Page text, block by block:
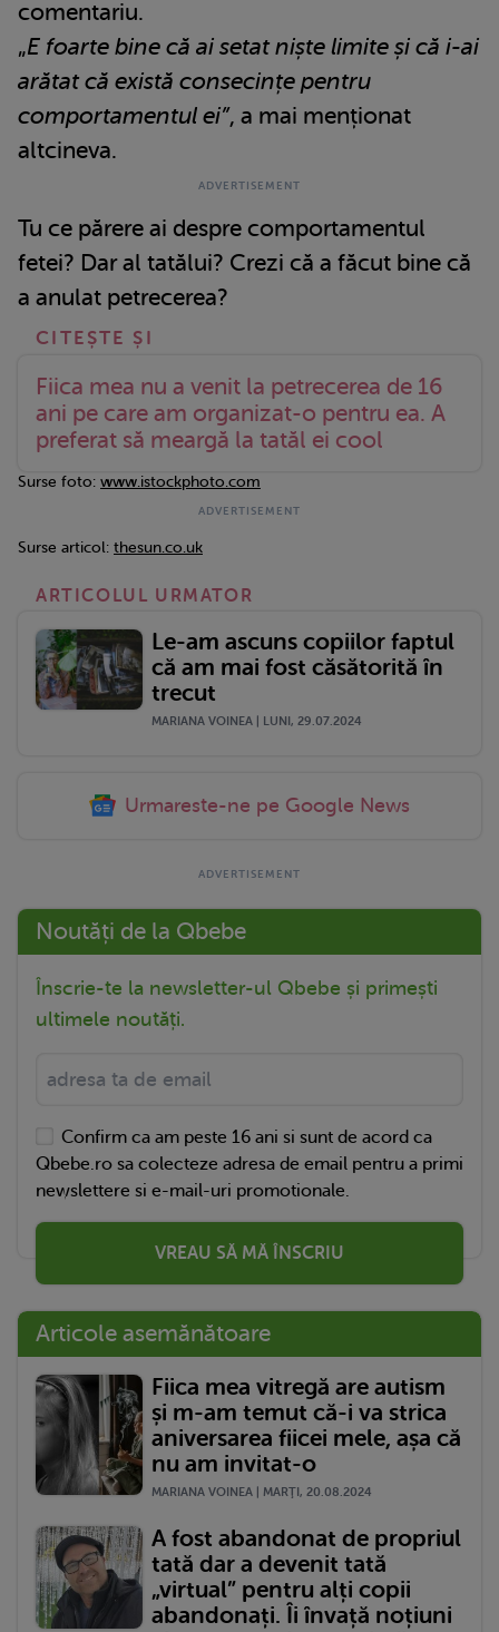
comentariu.
„E foarte bine că ai setat niște limite și că i-ai
arătat că există consecințe pentru
comportamentul ei”, a mai menționat
altcineva.
Tu ce părere ai despre comportamentul
fetei? Dar al tatălui? Crezi că a făcut bine că
a anulat petrecerea?
Fiica mea nu a venit la petrecerea de 16
ani pe care am organizat-o pentru ea. A
preferat să meargă la tatăl ei cool
Surse foto: www.istockphoto.com
Surse articol: thesun.co.uk
ARTICOLUL URMATOR
Le-am ascuns copiilor faptul
că am mai fost căsătorită în
trecut
MARIANA VOINEA | LUNI, 29.07.2024
Urmareste-ne pe Google News
Noutăți de la Qbebe
Înscrie-te la newsletter-ul Qbebe și primești
ultimele noutăți.
Confirm ca am peste 16 ani si sunt de acord ca
Qbebe.ro sa colecteze adresa de email pentru a primi
newslettere si e-mail-uri promotionale.
VREAU SĂ MĂ ÎNSCRIU
Articole asemănătoare
Fiica mea vitregă are autism
și m-am temut că-i va strica
aniversarea fiicei mele, așa că
nu am invitat-o
MARIANA VOINEA | MARŢI, 20.08.2024
A fost abandonat de propriul
tată dar a devenit tată
„virtual” pentru alți copii
abandonați. Îi învață noțiuni